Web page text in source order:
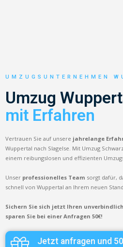
UMZUGSUNTERNEHMEN
Umzug
mit Erfahren
Vertrauen Sie auf unsere jahrelange
Wuppertal nach Slagelse. Mit Umzug
einem reibungslosen und effizienten
Unser professionelles Team sorgt dafür,
schnell von Wuppertal an Ihrem neuen
Sichern Sie sich jetzt Ihren
sparen Sie bei einer Anfragen 50€!
Jetzt anfragen und